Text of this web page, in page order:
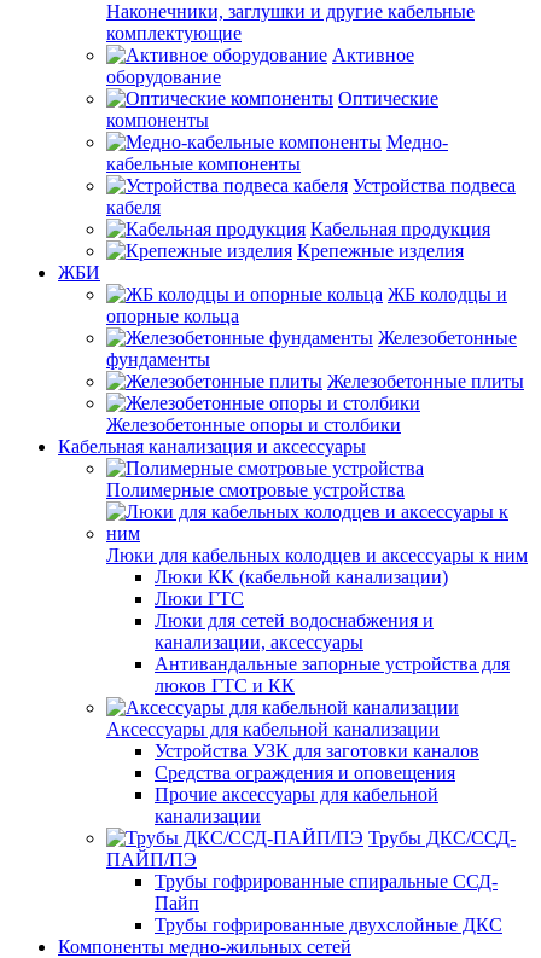
Наконечники, заглушки и другие кабельные
комплектующие
Активное
оборудование
Оптические
компоненты
Медно-
кабельные компоненты
Устройства подвеса
кабеля
Кабельная продукция
Крепежные изделия
ЖБИ
ЖБ колодцы и
опорные кольца
Железобетонные
фундаменты
Железобетонные плиты
Железобетонные опоры и столбики
Кабельная канализация и аксессуары
Полимерные смотровые устройства
Люки для кабельных колодцев и аксессуары к ним
Люки КК (кабельной канализации)
Люки ГТС
Люки для сетей водоснабжения и
канализации, аксессуары
Антивандальные запорные устройства для
люков ГТС и КК
Аксессуары для кабельной канализации
Устройства УЗК для заготовки каналов
Средства ограждения и оповещения
Прочие аксессуары для кабельной
канализации
Трубы ДКС/ССД-
ПАЙП/ПЭ
Трубы гофрированные спиральные ССД-
Пайп
Трубы гофрированные двухслойные ДКС
Компоненты медно-жильных сетей